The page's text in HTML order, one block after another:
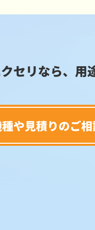
セリなら、用
や見積りのご